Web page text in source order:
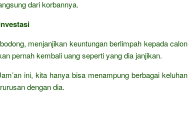
dari korbannya.
menjanjikan keuntungan berlimpah kepada calon
pernah kembali uang seperti yang dia janjikan.
ini, kita hanya bisa menampung berbagai keluhan
dengan dia.